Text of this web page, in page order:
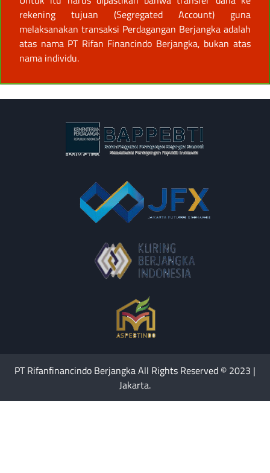
rekening tujuan (Segregated Account) guna
melaksanakan transaksi Perdagangan Berjangka adalah
atas nama PT Rifan Financindo Berjangka, bukan atas
nama individu.
PT Rifanfinancindo Berjangka All Rights Reserved © 2023 |
Jakarta.